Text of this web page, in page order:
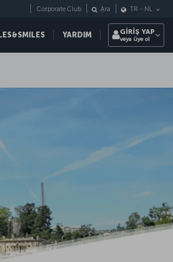
YARDIM
Corporate Club Ara TR - NL
GİRİŞ YAP
veya üye ol